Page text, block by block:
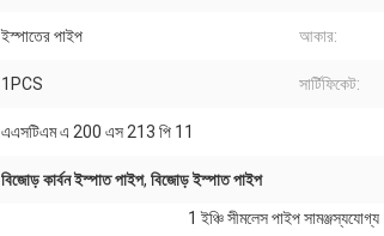
ইস্পাতের পাইপ আকার:
1PCS সার্টিফিকেট:
এএসটিএম এ 200 এস 213 পি 11
বিজোড় কার্বন ইস্পাত পাইপ, বিজোড় ইস্পাত পাইপ
1 ইঞ্চি সীমলেস পাইপ সামঞ্জস্যযোগ্য